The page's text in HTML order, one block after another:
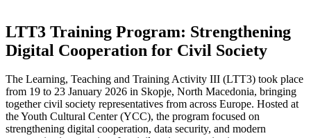
LTT3 Training Program: Strengthening
Digital Cooperation for Civil Society
The Learning, Teaching and Training Activity III (LTT3) took place
from 19 to 23 January 2026 in Skopje, North Macedonia, bringing
together civil society representatives from across Europe. Hosted at
the Youth Cultural Center (YCC), the program focused on
strengthening digital cooperation, data security, and modern